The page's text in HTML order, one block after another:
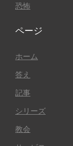
恐怖
ページ
ホーム
答え
記事
シリーズ
教会